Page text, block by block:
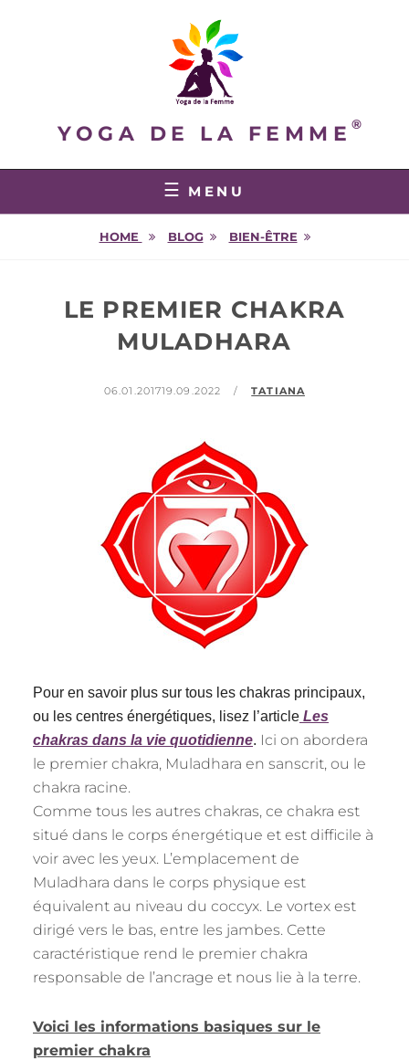
YOGA DE LA FEMME
MENU
HOME BLOG BIEN-ÊTRE
LE PREMIER CHAKRA
MULADHARA
POSTED
06.01.201719.09.2022 BY
TATIANA
Pour en savoir plus sur tous les chakras principaux,
ou les centres énergétiques, lisez l’article Les
chakras dans la vie quotidienne. Ici on abordera
le premier chakra, Muladhara en sanscrit, ou le
chakra racine.
Comme tous les autres chakras, ce chakra est
situé dans le corps énergétique et est difficile à
voir avec les yeux. L’emplacement de
Muladhara dans le corps physique est
équivalent au niveau du coccyx. Le vortex est
dirigé vers le bas, entre les jambes. Cette
caractéristique rend le premier chakra
responsable de l’ancrage et nous lie à la terre.
Voici les informations basiques sur le
premier chakra